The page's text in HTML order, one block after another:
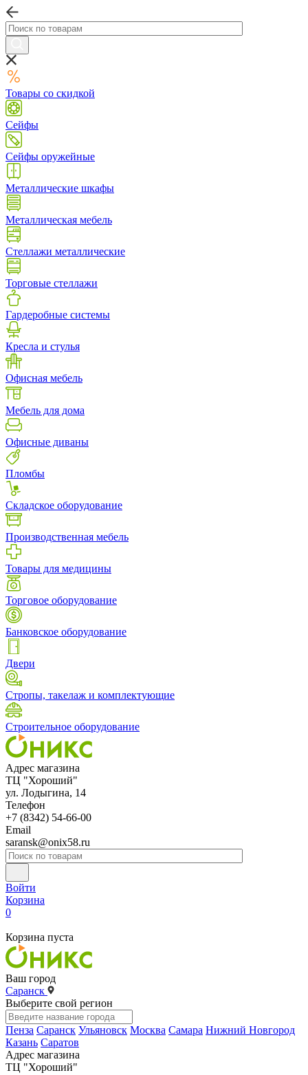
Товары со скидкой
Сейфы
Сейфы оружейные
Металлические шкафы
Металлическая мебель
Стеллажи металлические
Торговые стеллажи
Гардеробные системы
Кресла и стулья
Офисная мебель
Мебель для дома
Офисные диваны
Пломбы
Складское оборудование
Производственная мебель
Товары для медицины
Торговое оборудование
Банковское оборудование
Двери
Стропы, такелаж и комплектующие
Строительное оборудование
Адрес магазина
ТЦ "Хороший"
ул. Лодыгина, 14
Телефон
+7 (8342) 54-66-00
Email
saransk@onix58.ru
Войти
Корзина
0
Корзина пуста
Ваш город
Саранск
Выберите свой регион
Пенза Саранск Ульяновск Москва Самара Нижний Новгород
Казань Саратов
Адрес магазина
ТЦ "Хороший"